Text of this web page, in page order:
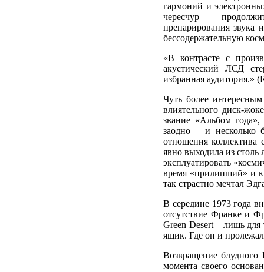
гармоний и
чересчур
препарирования звука
бессодержательную
«В контрасте с
акустический ЛСД
избранная аудитория.»
Чуть более
влиятельного диск-
звание «Альбом года»,
заодно – и несколько
отношения коллектива
явно выходила из
эксплуатировать
время «прилипший» и к
так страстно мечтал
В середине 1973 года
отсутствие Франке и
Green Desert – лишь
ящик. Где он и
Возвращение блудного
момента своего